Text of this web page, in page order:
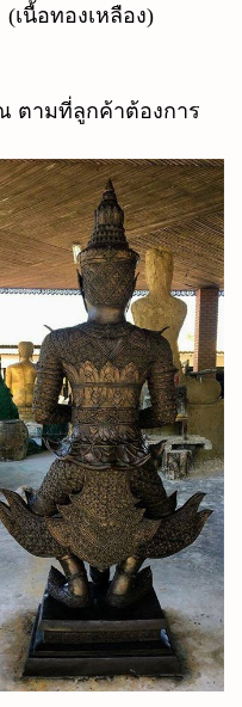
เนื้อทองเหลือง)
ตามที่ลูกค้าต้องการ